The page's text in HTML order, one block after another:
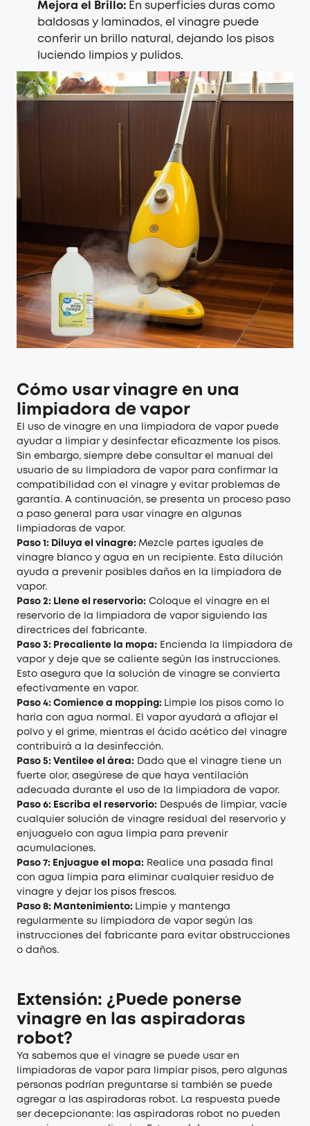
Mejora el Brillo: En superficies duras como
baldosas y laminados, el vinagre puede
conferir un brillo natural, dejando los pisos
luciendo limpios y pulidos.
Cómo usar vinagre en una
limpiadora de vapor
El uso de vinagre en una limpiadora de vapor puede
ayudar a limpiar y desinfectar eficazmente los pisos.
Sin embargo, siempre debe consultar el manual del
usuario de su limpiadora de vapor para confirmar la
compatibilidad con el vinagre y evitar problemas de
garantía. A continuación, se presenta un proceso paso
a paso general para usar vinagre en algunas
limpiadoras de vapor.
Paso 1: Diluya el vinagre: Mezcle partes iguales de
vinagre blanco y agua en un recipiente. Esta dilución
ayuda a prevenir posibles daños en la limpiadora de
vapor.
Paso 2: Llene el reservorio: Coloque el vinagre en el
reservorio de la limpiadora de vapor siguiendo las
directrices del fabricante.
Paso 3: Precaliente la mopa: Encienda la limpiadora de
vapor y deje que se caliente según las instrucciones.
Esto asegura que la solución de vinagre se convierta
efectivamente en vapor.
Paso 4: Comience a mopping: Limpie los pisos como lo
haría con agua normal. El vapor ayudará a aflojar el
polvo y el grime, mientras el ácido acético del vinagre
contribuirá a la desinfección.
Paso 5: Ventilee el área: Dado que el vinagre tiene un
fuerte olor, asegúrese de que haya ventilación
adecuada durante el uso de la limpiadora de vapor.
Paso 6: Escriba el reservorio: Después de limpiar, vacíe
cualquier solución de vinagre residual del reservorio y
enjuaguelo con agua limpia para prevenir
acumulaciones.
Paso 7: Enjuague el mopa: Realice una pasada final
con agua limpia para eliminar cualquier residuo de
vinagre y dejar los pisos frescos.
Paso 8: Mantenimiento: Limpie y mantenga
regularmente su limpiadora de vapor según las
instrucciones del fabricante para evitar obstrucciones
o daños.
Extensión: ¿Puede ponerse
vinagre en las aspiradoras
robot?
Ya sabemos que el vinagre se puede usar en
limpiadoras de vapor para limpiar pisos, pero algunas
personas podrían preguntarse si también se puede
agregar a las aspiradoras robot. La respuesta puede
ser decepcionante: las aspiradoras robot no pueden